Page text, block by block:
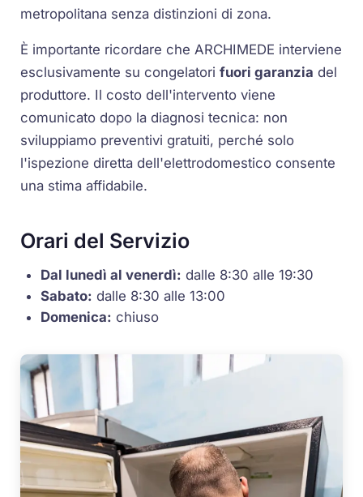
metropolitana senza distinzioni di zona.
È importante ricordare che ARCHIMEDE interviene
esclusivamente su congelatorifuori garanzia del
produttore. Il costo dell'intervento viene
comunicato dopo la diagnosi tecnica: non
sviluppiamo preventivi gratuiti, perché solo
l'ispezione diretta dell'elettrodomestico consente
una stima affidabile.
Orari del Servizio
Dal lunedì al venerdì: dalle 8:30 alle 19:30
Sabato: dalle 8:30 alle 13:00
Domenica: chiuso